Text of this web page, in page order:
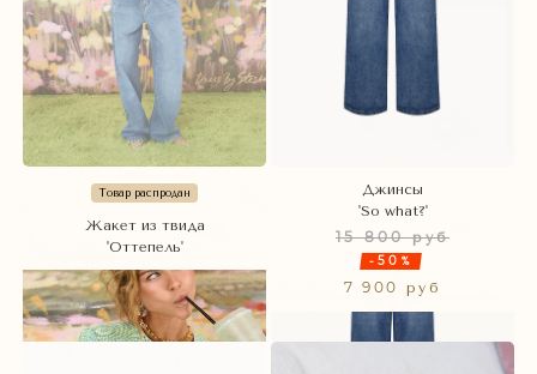
Товар распродан
Жакет из твида
'Оттепель'
Джинсы
'So what?'
15 800 руб
-50%
7 900 руб